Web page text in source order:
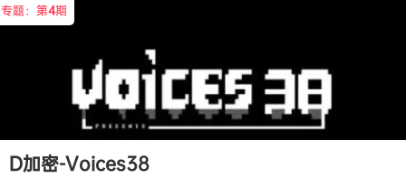
专题：第4期
D加密-Voices38